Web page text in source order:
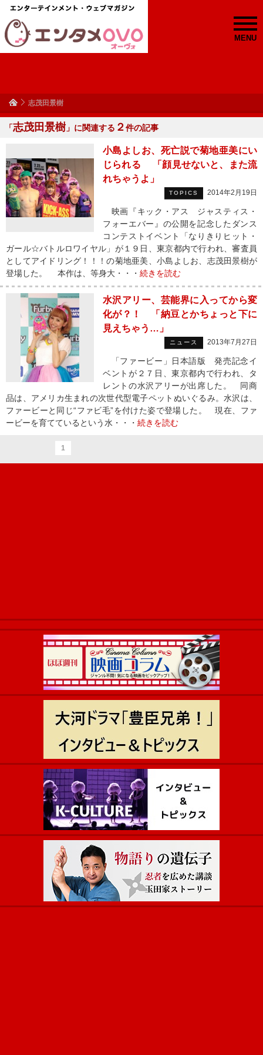
MENU
志茂田景樹
「志茂田景樹」に関連する ２件の記事
小島よしお、死亡説で菊地亜美にい
じられる 「顔見せないと、また流
れちゃうよ」
TOPICS 2014年2月19日
映画『キック・アス ジャスティス・
フォーエバー』の公開を記念したダンス
コンテストイベント「なりきりヒット・
ガール☆バトルロワイヤル」が１９日、東京都内で行われ、審査員
としてアイドリング！！！の菊地亜美、小島よしお、志茂田景樹が
登場した。 本作は、等身大・・・ 続きを読む
水沢アリー、芸能界に入ってから変
化が？！ 「納豆とかちょっと下に
見えちゃう…」
ニュース 2013年7月27日
「ファービー」日本語版 発売記念イ
ベントが２７日、東京都内で行われ、タ
レントの水沢アリーが出席した。 同商
品は、アメリカ生まれの次世代型電子ペットぬいぐるみ。水沢は、
ファービーと同じ“ファビ毛”を付けた姿で登場した。 現在、ファ
ービーを育てているという水・・・ 続きを読む
1